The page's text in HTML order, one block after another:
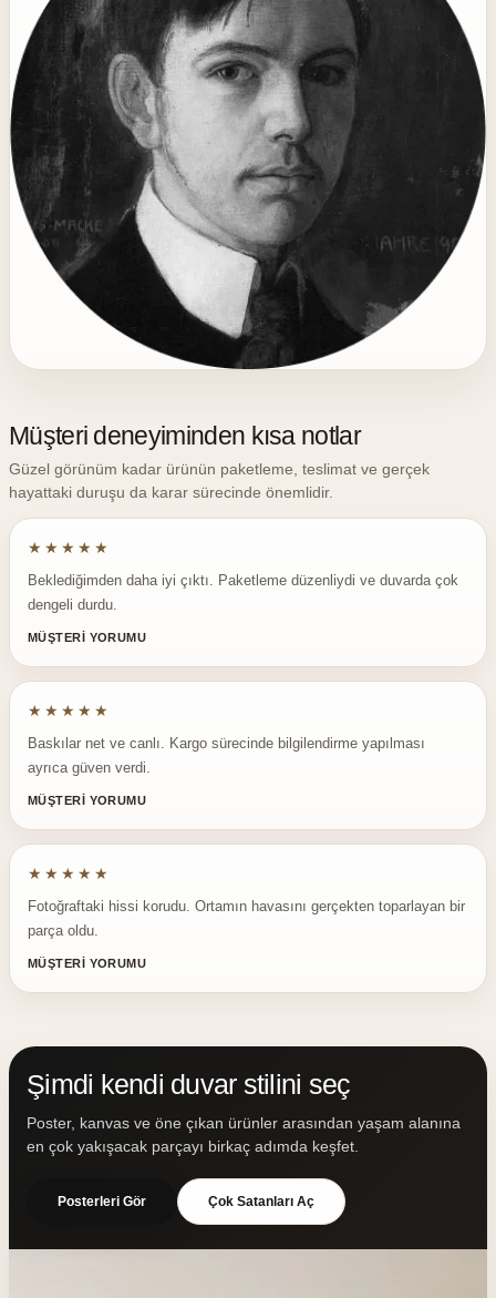
Müşteri deneyiminden kısa notlar
Güzel görünüm kadar ürünün paketleme, teslimat ve gerçek
hayattaki duruşu da karar sürecinde önemlidir.
★★★★★
Beklediğimden daha iyi çıktı. Paketleme düzenliydi ve duvarda çok
dengeli durdu.
MÜŞTERİ YORUMU
★★★★★
Baskılar net ve canlı. Kargo sürecinde bilgilendirme yapılması
ayrıca güven verdi.
MÜŞTERİ YORUMU
★★★★★
Fotoğraftaki hissi korudu. Ortamın havasını gerçekten toparlayan bir
parça oldu.
MÜŞTERİ YORUMU
Şimdi kendi duvar stilini seç
Poster, kanvas ve öne çıkan ürünler arasından yaşam alanına
en çok yakışacak parçayı birkaç adımda keşfet.
Posterleri Gör Çok Satanları Aç